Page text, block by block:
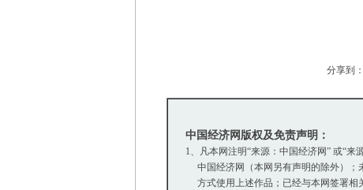
分享到：
中国经济网版权及免责声明：
1、凡本网注明“来源：中国经济网” 或“
中国经济网（本网另有声明的除外）；
方式使用上述作品；已经与本网签署相